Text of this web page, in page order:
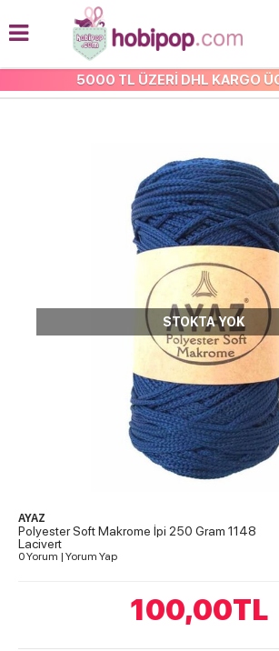
5000 TL ÜZERİ DHL KARGO
POLYESTER SOFT MAKROME İP
STOKTA YOK
AYAZ
Polyester Soft Makrome İpi 250 Gram 1148
Lacivert
0 Yorum | Yorum Yap
100,00TL